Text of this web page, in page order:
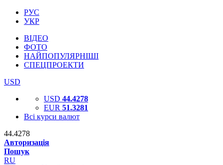
РУС
УКР
ВІДЕО
ФОТО
НАЙПОПУЛЯРНІШІ
СПЕЦПРОЕКТИ
USD
USD 44.4278
EUR 51.3281
Всі курси валют
44.4278
Авторизація
Пошук
RU